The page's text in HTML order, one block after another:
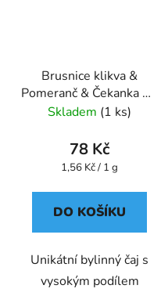
Brusnice klikva &
Pomeranč & Čekanka 50
g Čistící čaj GREŠÍK
Skladem (1 ks)
78 Kč
Měrná
1,56 Kč / 1 g
DO KOŠÍKU
Unikátní bylinný čaj s
vysokým podílem